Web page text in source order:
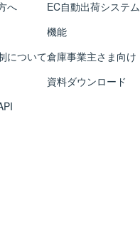
へ
について
EC自動出荷システム
機能
倉庫事業主さま向け
資料ダウンロード